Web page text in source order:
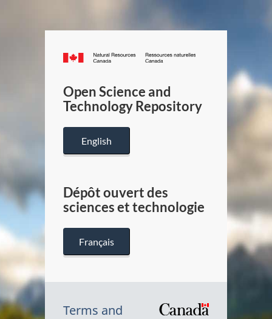
Canada.ca
/
Canada
Open Science and
Technology Repository
English
Dépôt ouvert des
sciences et technologie
Français
Terms and